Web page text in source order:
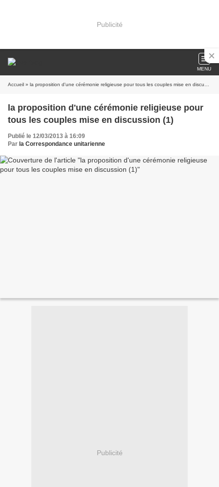
Publicité
MENU
Accueil » la proposition d'une cérémonie religieuse pour tous les couples mise en discussion (1)
la proposition d'une cérémonie religieuse pour
tous les couples mise en discussion (1)
Publié le 12/03/2013 à 16:09
Par la Correspondance unitarienne
Publicité